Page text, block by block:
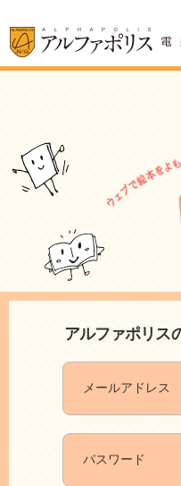
アルファポリス
メールアドレス
パスワード